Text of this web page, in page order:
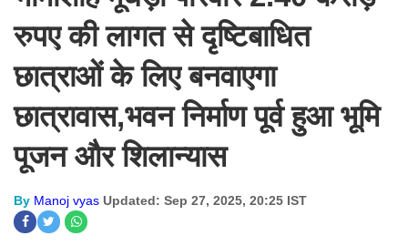
रुपए की लागत से दृष्टिबाधित
छात्राओं के लिए बनवाएगा
छात्रावास,भवन निर्माण पूर्व हुआ भूमि
पूजन और शिलान्यास
By Manoj vyas Updated: Sep 27, 2025, 20:25 IST